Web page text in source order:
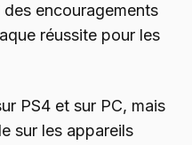
encouragements
réussite pour les
PS4 et sur PC, mais
sur les appareils